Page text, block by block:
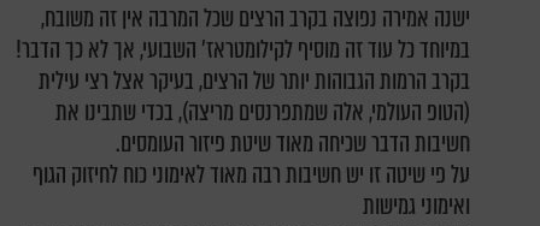
ישנה אמירה נפוצה בקרב הרצים שכל המרבה אין זה משובח,
במיוחד כל עוד זה מוסיף לקילומטראז' השבועי, אך לא כך הדבר!
בקרב הרמות הגבוהות יותר של הרצים, בעיקר אצל רצי עילית
(הטופ העולמי, אלה שמתפרנסים מריצה), בכדי שתבינו את
חשיבות הדבר שכיחה מאוד שיטת פיזור העומסים.
על פי שיטה זו יש חשיבות רבה מאוד לאימוני כוח לחיזוק הגוף
ואימוני גמישות